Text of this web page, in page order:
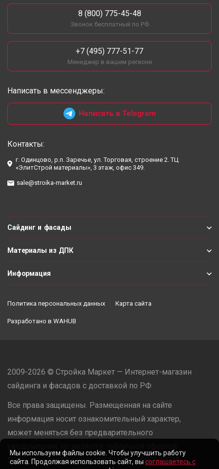
8 (800) 775-45-48
Звонок бесплатный по РФ
+7 (495) 777-51-77
Менеджер в вашем регионе
Написать в мессенджеры:
Написать в Telegram
Контакты:
г. Одинцово, р.п. Заречье, ул. Торговая, строение 2. ТЦ
«ЭлитСтрой материалы», 3 этаж, офис 349.
sale@stroika-market.ru
Сайдинг и фасады
Материалы из ДПК
Информация
Политика персональных данных Карта сайта
Разработано в WAHUB
2009-2026 © Стройка Маркет — Интернет-магазин
сайдинга и фасадов с доставкой по РФ
Все права защищены. Размещенная на сайте
информация носит ознакомительный характер,
может меняться без предварительного
ООО «Стройка Маркет» | ОГРН: 1235000079918
Мы используем файлы cookie. Чтобы улучшить работу
сайта. Продолжая использовать сайт, вы соглашаетесь с